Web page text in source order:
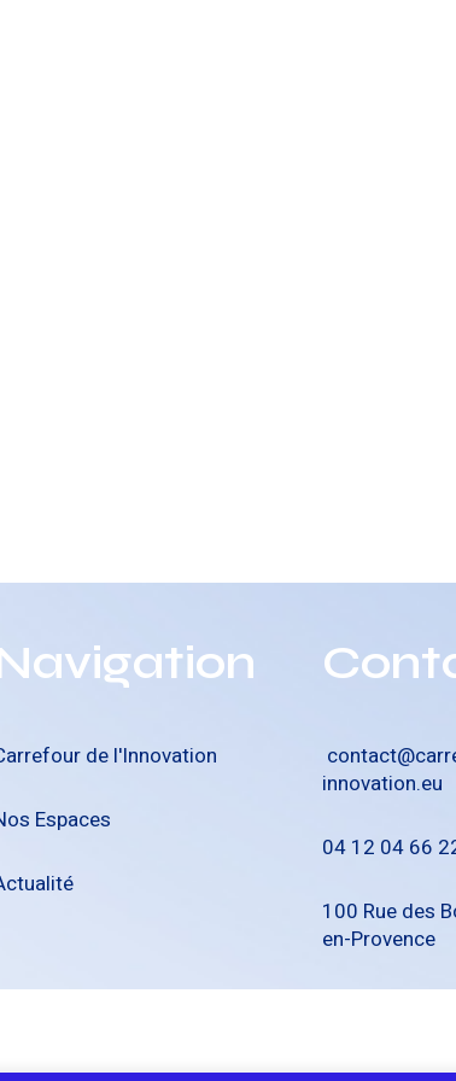
de l'Innovation
Espaces
innovation.eu
04 12 04 66
100 Rue des
en-Provence